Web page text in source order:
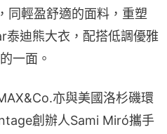
同輕盈舒適的面料，重塑
泰迪熊大衣，配搭低調優雅
一面。
亦與美國洛杉磯環
創辦人Sami Miró攜手